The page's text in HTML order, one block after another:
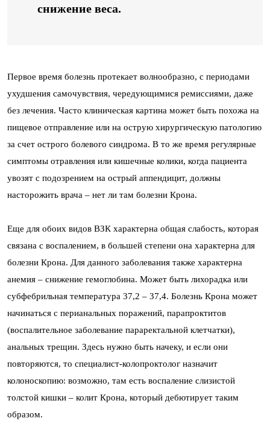
снижение веса.
Первое время болезнь протекает волнообразно, с периодами
ухудшения самочувствия, чередующимися ремиссиями, даже
без лечения. Часто клиническая картина может быть похожа на
пищевое отправление или на острую хирургическую патологию
за счет острого болевого синдрома. В то же время регулярные
симптомы отравления или кишечные колики, когда пациента
увозят с подозрением на острый аппендицит, должны
насторожить врача – нет ли там болезни Крона.
Еще для обоих видов ВЗК характерна общая слабость, которая
связана с воспалением, в большей степени она характерна для
болезни Крона. Для данного заболевания также характерна
анемия – снижение гемоглобина. Может быть лихорадка или
субфебрильная температура 37,2 – 37,4. Болезнь Крона может
начинаться с перианальных поражений, парапроктитов
(воспалительное заболевание параректальной клетчатки),
анальных трещин. Здесь нужно быть начеку, и если они
повторяются, то специалист-колопроктолог назначит
колоноскопию: возможно, там есть воспаление слизистой
толстой кишки – колит Крона, который дебютирует таким
образом.